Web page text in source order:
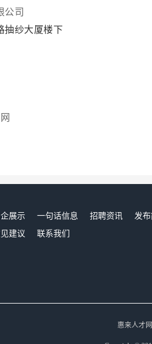
公司
抽纱大厦楼下
展示 一句话信息 招聘资讯 发
建议 联系我们
惠来人才